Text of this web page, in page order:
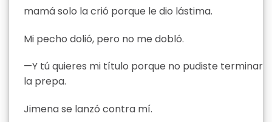
mamá solo la crió porque le dio lástima.
Mi pecho dolió, pero no me dobló.
—Y tú quieres mi título porque no pudiste terminar
la prepa.
Jimena se lanzó contra mí.